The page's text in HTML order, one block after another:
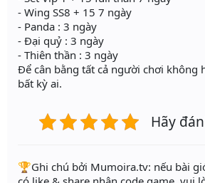
- Wing SS8 + 15 7 ngày
- Panda : 3 ngày
- Đại quỷ : 3 ngày
- Thiên thần : 3 ngày
Để cân bằng tất cả người chơi không
bất kỳ ai.
Hãy
️🏆Ghi chú bởi Mumoira.tv: nếu bài